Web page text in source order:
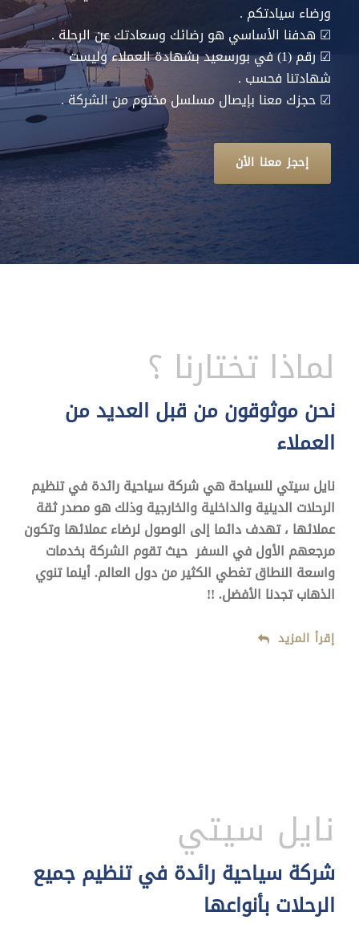
ورضاء سيادتكم .
☑ هدفنا الأساسي هو رضائك وسعادتك عن الرحلة .
☑
رقم (1) في بورسعيد بشهادة العملاء وليست
شهادتنا فحسب .
☑حجزك معنا بإيصال مسلسل مختوم من الشركة .
إحجز معنا الأن
لماذا تختارنا ؟
نحن موثوقون من قبل العديد من
العملاء
نايل سيتي للسياحة هي شركة سياحية رائدة في تنظيم
الرحلات الدينية والداخلية والخارجية وذلك هو مصدر ثقة
عملائها ، تهدف دائما إلى الوصول لرضاء عملائها وتكون
مرجعهم الأول في السفر حيث تقوم الشركة بخدمات
واسعة النطاق تغطي الكثير من دول العالم. أينما تنوي
الذهاب تجدنا الأفضل. !!
إقرأ المزيد
نايل سيتي
شركة سياحية رائدة في تنظيم جميع
الرحلات بأنواعها